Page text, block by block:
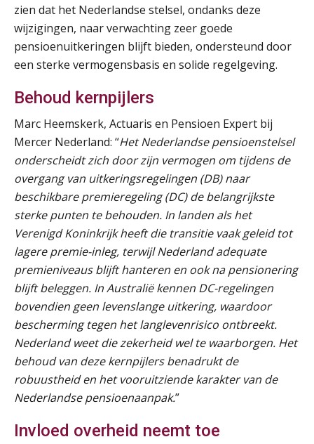
zien dat het Nederlandse stelsel, ondanks deze
wijzigingen, naar verwachting zeer goede
pensioenuitkeringen blijft bieden, ondersteund door
een sterke vermogensbasis en solide regelgeving.
Behoud kernpijlers
Marc Heemskerk, Actuaris en Pensioen Expert bij
Mercer Nederland: “Het Nederlandse pensioenstelsel
onderscheidt zich door zijn vermogen om tijdens de
overgang van uitkeringsregelingen (DB) naar
beschikbare premieregeling (DC) de belangrijkste
sterke punten te behouden. In landen als het
Verenigd Koninkrijk heeft die transitie vaak geleid tot
lagere premie-inleg, terwijl Nederland adequate
premieniveaus blijft hanteren en ook na pensionering
blijft beleggen. In Australië kennen DC-regelingen
bovendien geen levenslange uitkering, waardoor
bescherming tegen het langlevenrisico ontbreekt.
Nederland weet die zekerheid wel te waarborgen. Het
behoud van deze kernpijlers benadrukt de
robuustheid en het vooruitziende karakter van de
Nederlandse pensioenaanpak.”
Invloed overheid neemt toe
11
AUG
Practical Diploma in Payroll Administration (PDL®)
Markus Verbeek Praehep
14
AUG
HBO Programma Manager Payroll Services & Benefits
Markus Verbeek Praehep
17
AUG
Module Arbeidsrecht en Sociale Zekerheid VPS
Markus Verbeek Praehep
20
Module Loonheffingen PDL